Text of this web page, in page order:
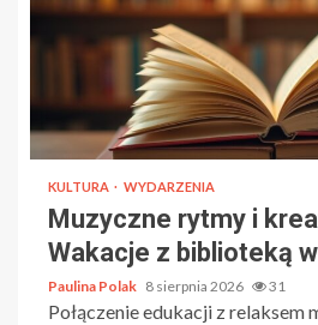
KULTURA WYDARZENIA
Muzyczne rytmy i
Wakacje z biblioteką
Paulina Polak 8 sierpnia 2026 31
Połączenie edukacji z relaksem